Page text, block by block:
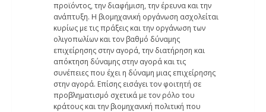
προϊόντος, την διαφήμιση, την έρευνα και την
ανάπτυξη. Η βιομηχανική οργάνωση ασχολείται
κυρίως με τις πράξεις και την οργάνωση των
ολιγοπωλίων και τον βαθμό δύναμης
επιχείρησης στην αγορά, την διατήρηση και
απόκτηση δύναμης στην αγορά και τις
συνέπειες που έχει η δύναμη μιας επιχείρησης
στην αγορά. Επίσης εισάγει τον φοιτητή σε
προβληματισμό σχετικά με τον ρόλο του
κράτους και την βιομηχανική πολιτική που